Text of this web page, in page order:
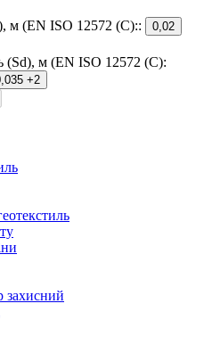
м (EN ISO 12572 (C)::
0,02
(Sd), м (EN ISO 12572 (C):
+2
захисний